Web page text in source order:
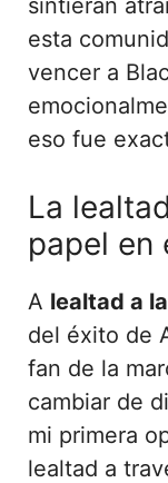
esta
vencer a
eso fue
La
papel en
A lealtad a
del éxito de
fan de la
cambiar de
mi primera
lealtad a